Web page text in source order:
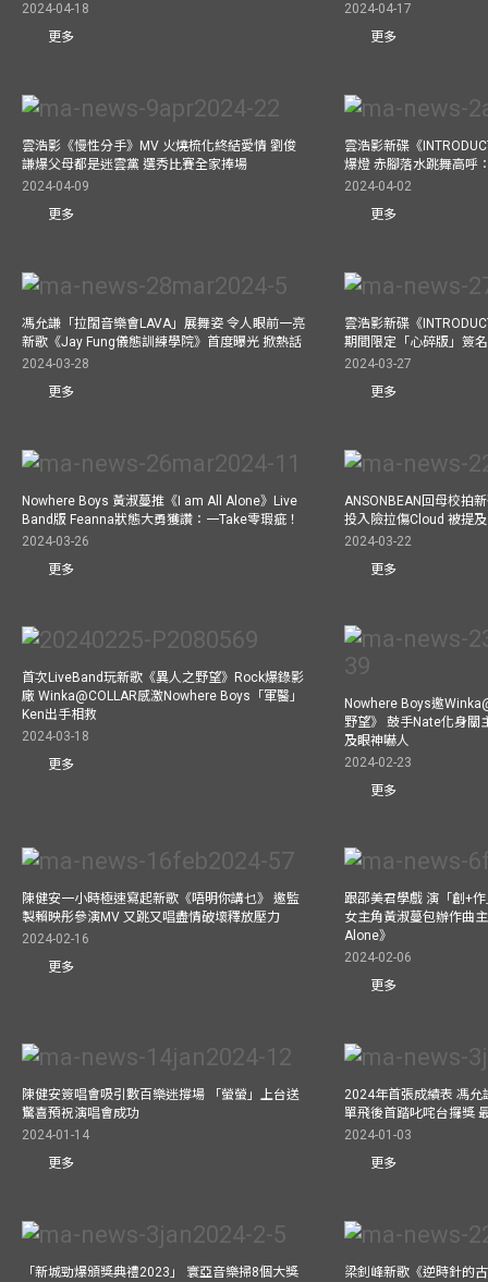
2024-04-18
更多
2024-04-17
更多
雲浩影《慢性分手》MV 火燒梳化終結愛情 劉俊
謙爆父母都是迷雲黨 選秀比賽全家捧場
2024-04-09
更多
雲浩影新碟《
爆燈 赤腳落水跳舞高呼
2024-04-02
更多
馮允謙「拉闊音樂會LAVA」展舞姿 令人眼前一亮
新歌《Jay Fung儀態訓練學院》首度曝光 掀熱話
2024-03-28
更多
雲浩影新碟《
期間限定「心碎版」簽
2024-03-27
更多
Nowhere Boys 黃淑蔓推《I am All Alone》Live
Band版 Feanna狀態大勇獲讚：一Take零瑕疵！
2024-03-26
更多
ANSONBEAN回母校拍
投入險拉傷Cloud 被提
2024-03-22
更多
首次LiveBand玩新歌《異人之野望》Rock爆錄影
廠 Winka@COLLAR感激Nowhere Boys「軍醫」
Ken出手相救
2024-03-18
更多
Nowhere Boys邀
野望》 鼓手Nate化身關
及眼神嚇人
2024-02-23
更多
陳健安一小時極速寫起新歌《唔明你講乜》 邀監
製賴映彤參演MV 又跳又唱盡情破壞釋放壓力
2024-02-16
更多
跟邵美君學戲 演「創+
女主角黃淑蔓包辦作曲
Alone》
2024-02-06
更多
陳健安簽唱會吸引數百樂迷撐場 「螢螢」上台送
驚喜預祝演唱會成功
2024-01-14
更多
2024年首張成績表 馮允
單飛後首踏叱咤台攞獎
2024-01-03
更多
「新城勁爆頒獎典禮2023」 寰亞音樂掃8個大獎 梁釗峰新歌《逆時針的